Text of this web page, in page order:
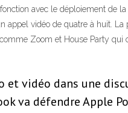
avec le déploiement de
vidéo de quatre à huit.
Zoom et House Party
vidéo dans une
va défendre Apple